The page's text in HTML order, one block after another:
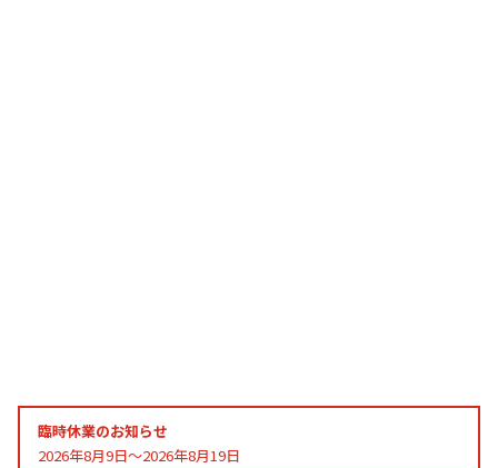
臨時休業のお知らせ
2026年8月9日～2026年8月19日